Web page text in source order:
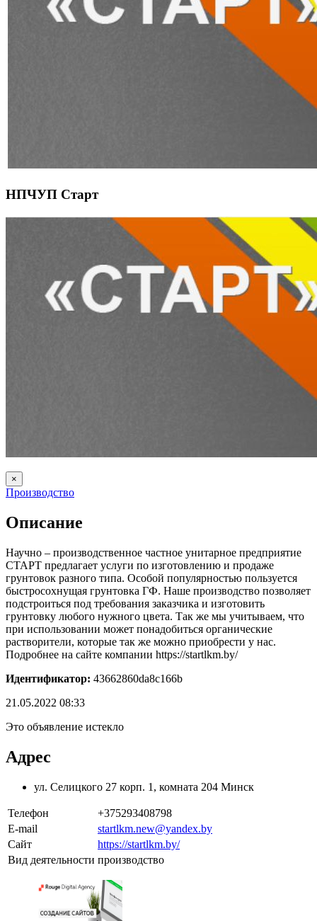
НПЧУП Старт
×
Производство
Описание
Научно – производственное частное унитарное предприятие
СТАРТ предлагает услуги по изготовлению и продаже
грунтовок разного типа. Особой популярностью пользуется
быстросохнущая грунтовка ГФ. Наше производство позволяет
подстроиться под требования заказчика и изготовить
грунтовку любого нужного цвета. Так же мы учитываем, что
при использовании может понадобиться органические
растворители, которые так же можно приобрести у нас.
Подробнее на сайте компании https://startlkm.by/
Идентификатор: 43662860da8c166b
21.05.2022 08:33
Это объявление истекло
Адрес
ул. Селицкого 27 корп. 1, комната 204 Минск
Телефон
+375293408798
E-mail
startlkm.new@yandex.by
Сайт
https://startlkm.by/
Вид деятельности производство